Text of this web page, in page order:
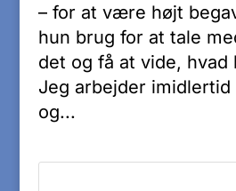
– for at være højt
hun brug for at tale
det og få at vide, hvad
Jeg arbejder
og...